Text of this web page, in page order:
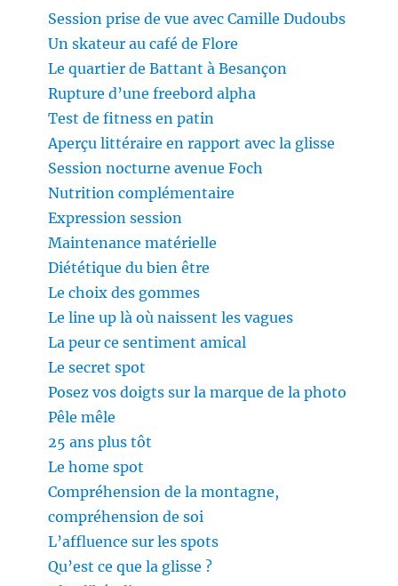
Session prise de vue avec Camille Dudoubs
Un skateur au café de Flore
Le quartier de Battant à Besançon
Rupture d’une freebord alpha
Test de fitness en patin
Aperçu littéraire en rapport avec la glisse
Session nocturne avenue Foch
Nutrition complémentaire
Expression session
Maintenance matérielle
Diététique du bien être
Le choix des gommes
Le line up là où naissent les vagues
La peur ce sentiment amical
Le secret spot
Posez vos doigts sur la marque de la photo
Pêle mêle
25 ans plus tôt
Le home spot
Compréhension de la montagne,
compréhension de soi
L’affluence sur les spots
Qu’est ce que la glisse ?